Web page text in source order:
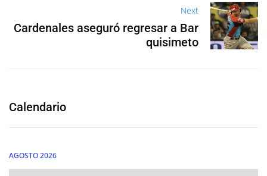
Next
Cardenales aseguró regresar a Bar
quisimeto
Calendario
AGOSTO 2026